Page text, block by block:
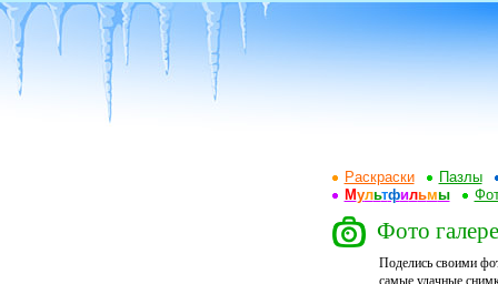
Раскраски
Пазлы
Мультфильмы
Фото
Поделись своими
самые удачные